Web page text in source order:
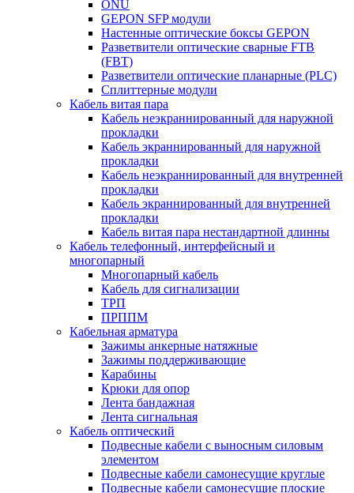
ONU
GEPON SFP модули
Настенные оптические боксы GEPON
Разветвители оптические сварные FTB
(FBT)
Разветвители оптические планарные (PLC)
Сплиттерные модули
Кабель витая пара
Кабель неэкраннированный для наружной
прокладки
Кабель экраннированный для наружной
прокладки
Кабель неэкраннированный для внутренней
прокладки
Кабель экраннированный для внутренней
прокладки
Кабель витая пара нестандартной длинны
Кабель телефонный, интерфейсный и
многопарный
Многопарный кабель
Кабель для сигнализации
ТРП
ПРППМ
Кабельная арматура
Зажимы анкерные натяжные
Зажимы поддерживающие
Карабины
Крюки для опор
Лента бандажная
Лента сигнальная
Кабель оптический
Подвесные кабели с выносным силовым
элементом
Подвесные кабели самонесущие круглые
Подвесные кабели самонесущие плоские